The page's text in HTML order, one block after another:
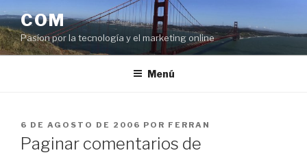
al
contenido
COM
Pasíon por la tecnología y el marketing online
Menú
PUBLICADO
EL
6 DE AGOSTO DE 2006 POR FERRAN
Paginar comentarios de